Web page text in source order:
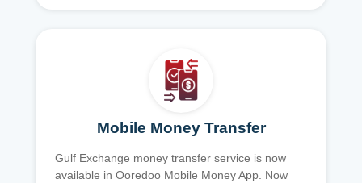
Mobile Money Transfer
Gulf Exchange money transfer service is now
available in Ooredoo Mobile Money App. Now